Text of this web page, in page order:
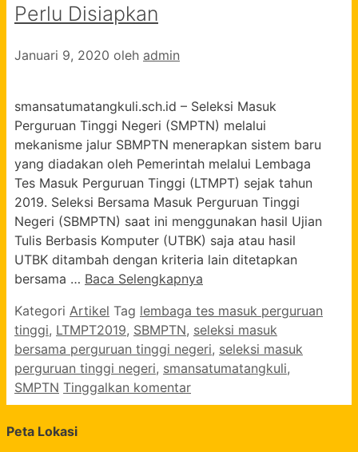
Perlu Disiapkan
Januari 9, 2020 oleh admin
smansatumatangkuli.sch.id – Seleksi Masuk
Perguruan Tinggi Negeri (SMPTN) melalui
mekanisme jalur SBMPTN menerapkan sistem baru
yang diadakan oleh Pemerintah melalui Lembaga
Tes Masuk Perguruan Tinggi (LTMPT) sejak tahun
2019. Seleksi Bersama Masuk Perguruan Tinggi
Negeri (SBMPTN) saat ini menggunakan hasil Ujian
Tulis Berbasis Komputer (UTBK) saja atau hasil
UTBK ditambah dengan kriteria lain ditetapkan
bersama … Baca Selengkapnya
Kategori Artikel Tag lembaga tes masuk perguruan
tinggi, LTMPT2019, SBMPTN, seleksi masuk
bersama perguruan tinggi negeri, seleksi masuk
perguruan tinggi negeri, smansatumatangkuli,
SMPTN Tinggalkan komentar
Peta Lokasi